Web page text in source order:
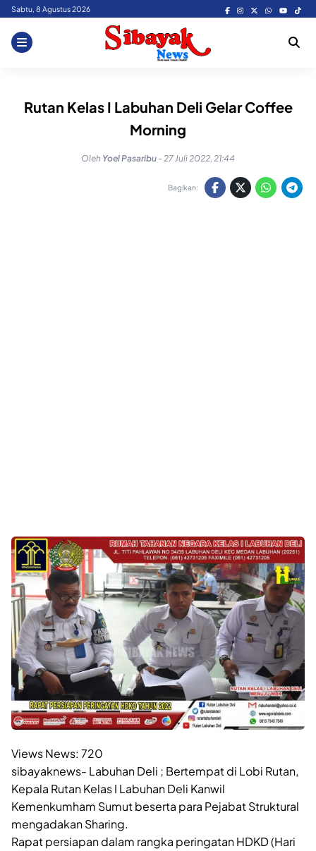
Skip
content
Sabtu, 8 Agustus 2026
Rutan Kelas I Labuhan Deli Gelar Coffee
Morning
Oleh Yoel Pasaribu - 27 Juli 2022, 21:44
Bagikan:
Views News: 720
sibayaknews- Labuhan Deli ; Bertempat di Lobi Rutan,
Kepala Rutan Kelas I Labuhan Deli Kanwil
Kemenkumham Sumut beserta para Pejabat Struktural
mengadakan Sharing.
Rapat persiapan dalam rangka peringatan HDKD (Hari